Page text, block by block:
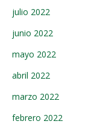
julio 2022
junio 2022
mayo 2022
abril 2022
marzo 2022
febrero 2022